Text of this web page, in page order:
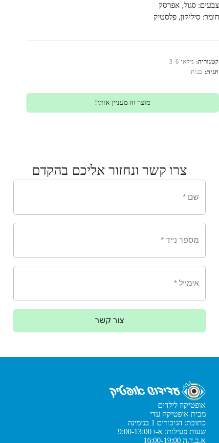
צבעים: סגול, אפרסק
חומר: סיליקון, פלסטיק
קטגוריה: גילאי 3-6
תגית: בנות
מוצר זה מעניין אותי!
צרו קשר ונחזור אליכם בהקדם
צור קשר
אופטיקה לילדים
מבית אופטיקה עדי
כתובת: הגיבורים 1 בנימינה
שעות פעילות: א-ו 9:00-13:00
א,ב,ד,ה 16:00-19:00